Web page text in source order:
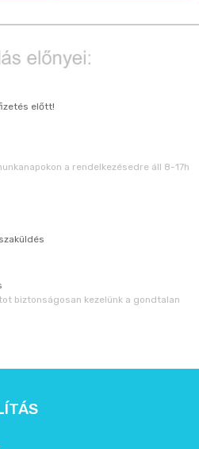
előtt!
a rendelkezésedre áll 8-17h
biztonságosan kezelünk a gondtalan